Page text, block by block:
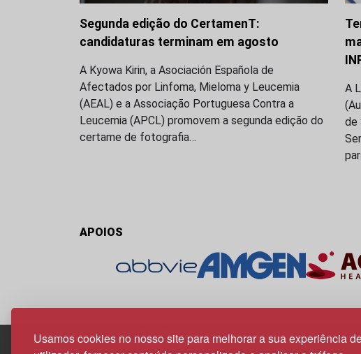
Usamos cookies no nosso site para melhorar a sua experiência
Segunda edição do CertamenT:
candidaturas terminam em agosto
A Kyowa Kirin, a Asociación Española de
Afectados por Linfoma, Mieloma y Leucemia
(AEAL) e a Associação Portuguesa Contra a
Leucemia (APCL) promovem a segunda edição do
certame de fotografia…
A
de
APOIOS